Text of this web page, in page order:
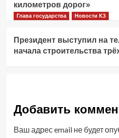
километров дорог»
Глава государства Новости КЗ
Президент выступил на
начала строительства
Добавить
Ваш адрес email не будет